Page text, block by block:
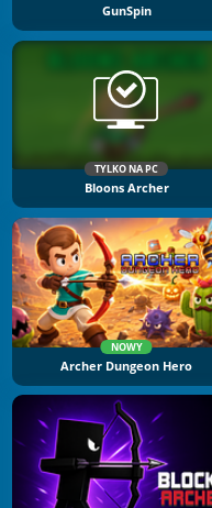
GunSpin
TYLKO NA PC
Bloons Archer
NOWY
Archer Dungeon Hero